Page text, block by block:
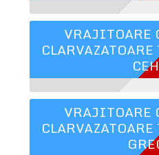
VRAJITOARE
VRAJITOARE